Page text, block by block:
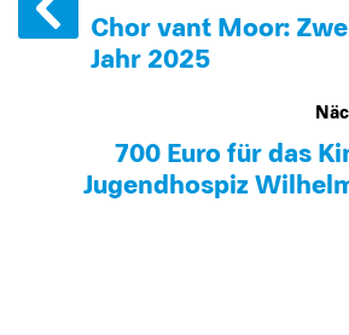
Chor van´t Moor:
Jahr 2025
700 Euro für das
Jugendhospiz